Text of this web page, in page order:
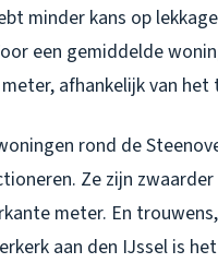
minder kans op
een gemiddelde
afhankelijk van het
rond de
Ze zijn
meter. En
aan den IJssel is